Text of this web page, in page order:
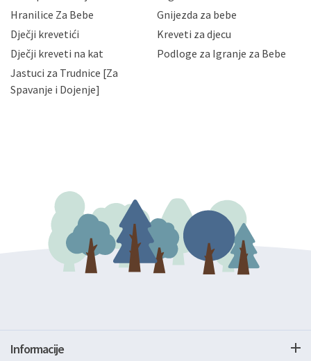
slučajevima koji su dozvoljeni zakonima. Napominjemo
da možete u svako doba, u potpunosti ili djelomice,
zatražiti prestanak aktivnosti obrade Vaših osobnih
podataka. Opoziv privole možete podnijeti poštom na
gore navedenu adresu ili e-mailom na adresu:
Hranilice Za Bebe
Gnijezda za bebe
Dječji krevetići
Kreveti za djecu
Dječji kreveti na kat
Podloge za Igranje za Bebe
Jastuci za Trudnice [Za
Spavanje i Dojenje]
Informacije